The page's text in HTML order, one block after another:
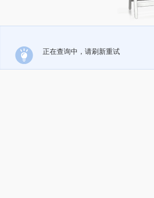
正在查询中，请刷新重试